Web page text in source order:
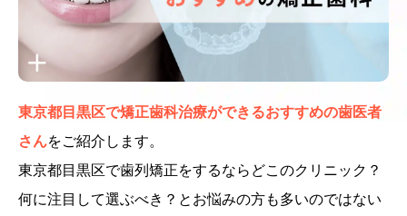
東京都目黒区で矯正歯科治療ができるおすすめの歯医者
さんをご紹介します。
東京都目黒区で歯列矯正をするならどこのクリニック？
何に注目して選ぶべき？とお悩みの方も多いのではない